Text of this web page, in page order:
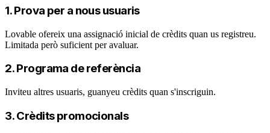
1. Prova per a nous usuaris
Lovable ofereix una assignació inicial de crèdits quan us registreu.
Limitada però suficient per avaluar.
2. Programa de referència
Inviteu altres usuaris, guanyeu crèdits quan s'inscriguin.
3. Crèdits promocionals